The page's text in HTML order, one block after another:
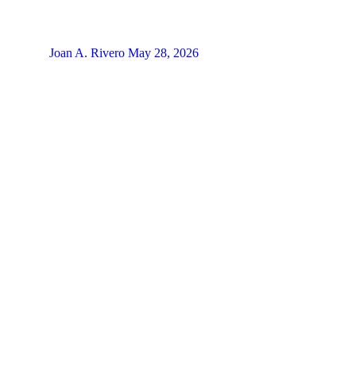
Joan A. Rivero May 28, 2026